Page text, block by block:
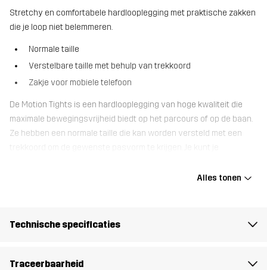
Stretchy en comfortabele hardlooplegging met praktische zakken
die je loop niet belemmeren.
Normale taille
Verstelbare taille met behulp van trekkoord
Zakje voor mobiele telefoon
De Motion Tights is een hardlooplegging van hoge kwaliteit die
maximale bewegingsvrijheid biedt op het parcours of op de baan.
Ze hebben een normale taille die kan worden versteld met een
twee genoeg ruimte bieden voor je mobiele telefoon. Geef je
Het model is 182 cm en draagt M
Alles tonen
Technische specificaties
Traceerbaarheid